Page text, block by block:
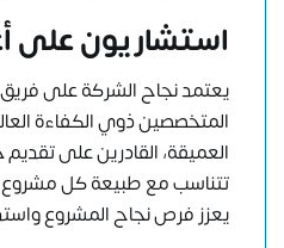
استشاريون
يعتمد نجاح الشركة على
المتخصصين ذوي الكفاءة
العميقة، القادرين على
تتناسب مع طبيعة كل مشروع
يعزز فرص نجاح المشروع